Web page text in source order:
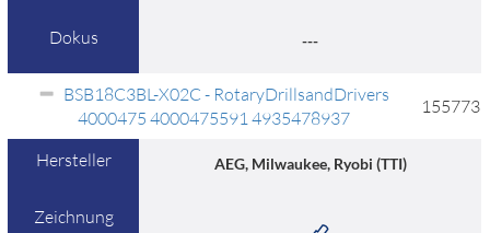
Dokus ---
BSB18C3BL-X02C - RotaryDrillsandDrivers
4000475 4000475591 4935478937
155773
Hersteller AEG, Milwaukee, Ryobi (TTI)
Zeichnung